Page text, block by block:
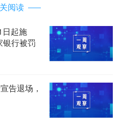
阅读
日起施
银行被罚
告退场，